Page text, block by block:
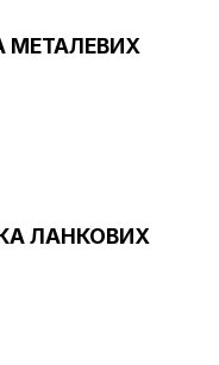
ЛАНКОВИХ